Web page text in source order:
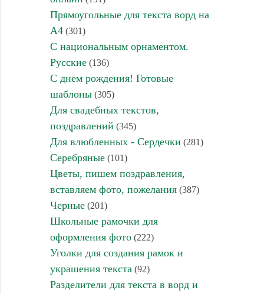
Прямоугольные для текста ворд на
А4(301)
С национальным орнаментом.
Русские(136)
С днем рождения! Готовые
шаблоны(305)
Для свадебных текстов,
поздравлений (345)
Для влюбленных - Сердечки (281)
Серебряные(101)
Цветы, пишем поздравления,
вставляем фото, пожелания(387)
Черные(201)
Школьные рамочки для
оформления фото(222)
Уголки для создания рамок и
украшения текста (92)
Разделители для текста в ворд и